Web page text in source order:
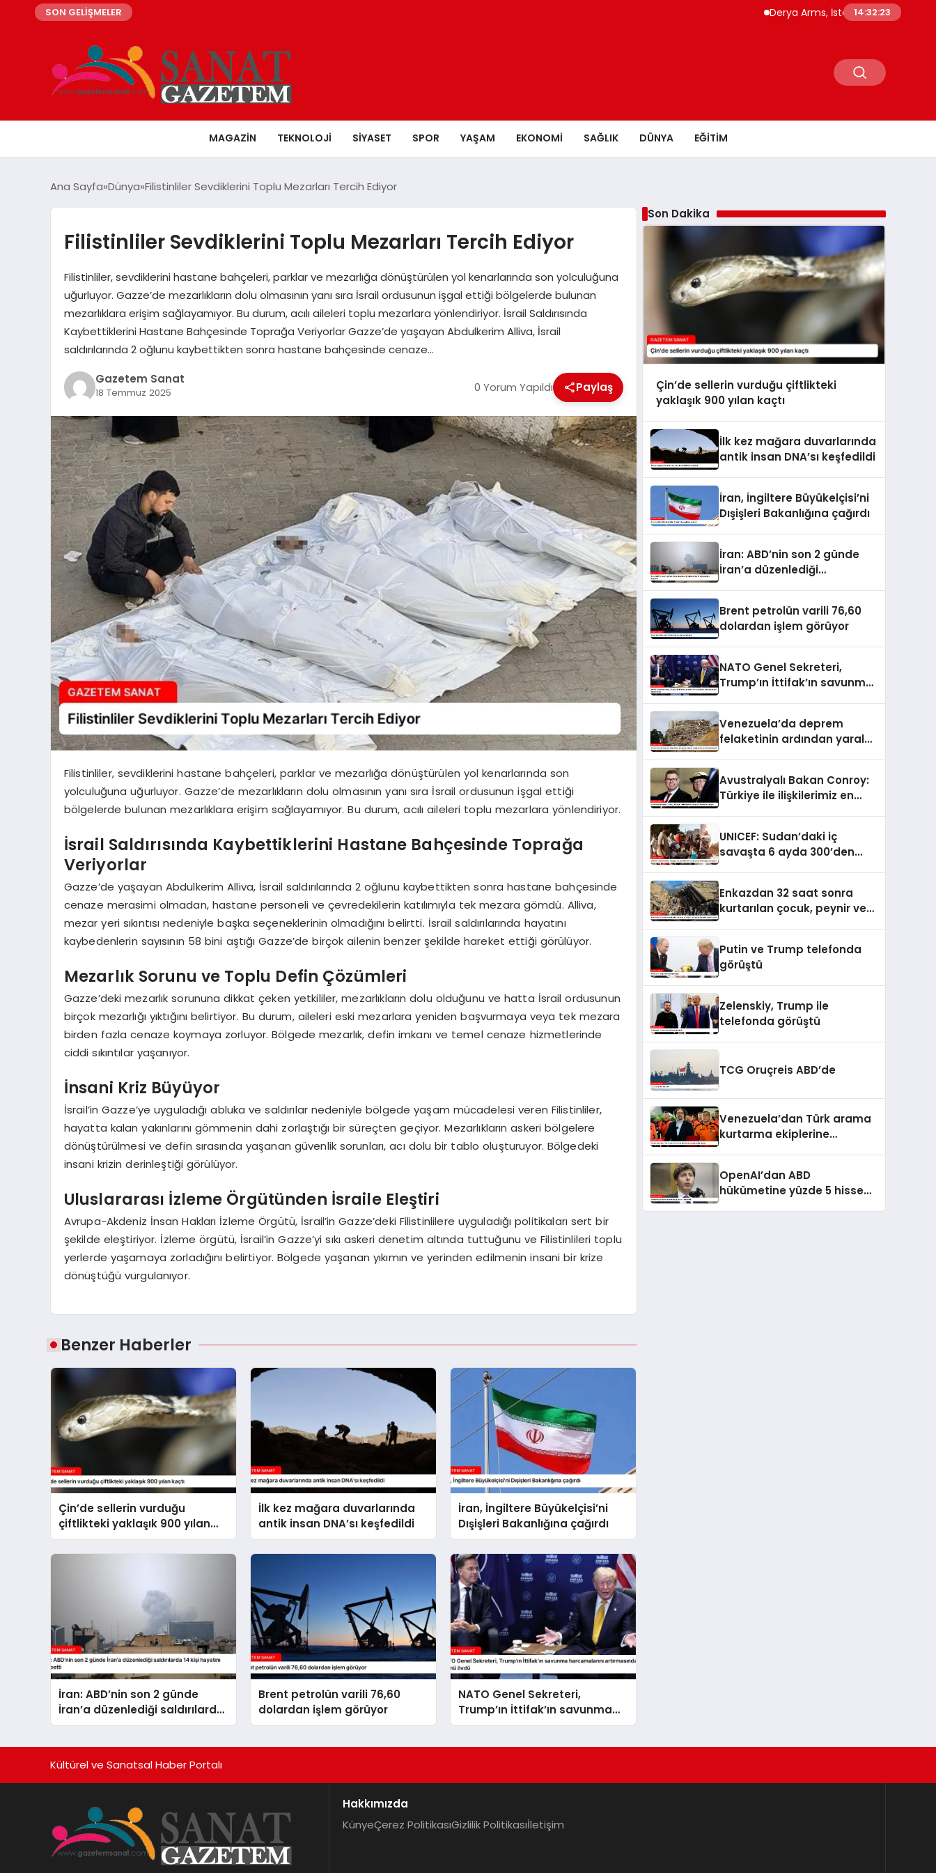
SON GELİŞMELER Derya Arms, İstanbul Prohunt 2026’da
14:32:24
MAGAZIN TEKNOLOJI SIYASET SPOR YAŞAM EKONOMI SAĞLIK DÜNYA EĞITIM
Ana Sayfa Dünya Filistinliler Sevdiklerini Toplu Mezarları Tercih Ediyor
Filistinliler Sevdiklerini Toplu Mezarları Tercih Ediyor
Filistinliler, sevdiklerini hastane bahçeleri, parklar ve mezarlığa dönüştürülen yol kenarlarında son yolculuğuna
uğurluyor. Gazze’de mezarlıkların dolu olmasının yanı sıra İsrail ordusunun işgal ettiği bölgelerde bulunan
mezarlıklara erişim sağlayamıyor. Bu durum, acılı aileleri toplu mezarlara yönlendiriyor. İsrail Saldırısında
Kaybettiklerini Hastane Bahçesinde Toprağa Veriyorlar Gazze’de yaşayan Abdulkerim Alliva, İsrail
saldırılarında 2 oğlunu kaybettikten sonra hastane bahçesinde cenaze…
Gazetem Sanat
18 Temmuz 2025 0 Yorum Yapıldı Paylaş
Filistinliler, sevdiklerini hastane bahçeleri, parklar ve mezarlığa dönüştürülen yol kenarlarında son
yolculuğuna uğurluyor. Gazze’de mezarlıkların dolu olmasının yanı sıra İsrail ordusunun işgal ettiği
bölgelerde bulunan mezarlıklara erişim sağlayamıyor. Bu durum, acılı aileleri toplu mezarlara yönlendiriyor.
İsrail Saldırısında Kaybettiklerini Hastane Bahçesinde Toprağa
Veriyorlar
Gazze’de yaşayan Abdulkerim Alliva, İsrail saldırılarında 2 oğlunu kaybettikten sonra hastane bahçesinde
cenaze merasimi olmadan, hastane personeli ve çevredekilerin katılımıyla tek mezara gömdü. Alliva,
mezar yeri sıkıntısı nedeniyle başka seçeneklerinin olmadığını belirtti. İsrail saldırılarında hayatını
kaybedenlerin sayısının 58 bini aştığı Gazze’de birçok ailenin benzer şekilde hareket ettiği görülüyor.
Mezarlık Sorunu ve Toplu Defin Çözümleri
Gazze’deki mezarlık sorununa dikkat çeken yetkililer, mezarlıkların dolu olduğunu ve hatta İsrail ordusunun
birçok mezarlığı yıktığını belirtiyor. Bu durum, aileleri eski mezarlara yeniden başvurmaya veya tek mezara
birden fazla cenaze koymaya zorluyor. Bölgede mezarlık, defin imkanı ve temel cenaze hizmetlerinde
ciddi sıkıntılar yaşanıyor.
İnsani Kriz Büyüyor
İsrail’in Gazze’ye uyguladığı abluka ve saldırılar nedeniyle bölgede yaşam mücadelesi veren Filistinliler,
hayatta kalan yakınlarını gömmenin dahi zorlaştığı bir süreçten geçiyor. Mezarlıkların askeri bölgelere
dönüştürülmesi ve defin sırasında yaşanan güvenlik sorunları, acı dolu bir tablo oluşturuyor. Bölgedeki
insani krizin derinleştiği görülüyor.
Uluslararası İzleme Örgütünden İsraile Eleştiri
Avrupa-Akdeniz İnsan Hakları İzleme Örgütü, İsrail’in Gazze’deki Filistinlilere uyguladığı politikaları sert bir
şekilde eleştiriyor. İzleme örgütü, İsrail’in Gazze’yi sıkı askeri denetim altında tuttuğunu ve Filistinlileri toplu
yerlerde yaşamaya zorladığını belirtiyor. Bölgede yaşanan yıkımın ve yerinden edilmenin insani bir krize
dönüştüğü vurgulanıyor.
Benzer Haberler
Çin’de sellerin vurduğu
çiftlikteki yaklaşık 900 yılan
kaçtı
İlk kez mağara duvarlarında
antik insan DNA’sı keşfedildi
İran, İngiltere Büyükelçisi’ni
Dışişleri Bakanlığına çağırdı
İran: ABD’nin son 2 günde
İran’a düzenlediği saldırılarda
14 kişi hayatını kaybetti
Brent petrolün varili 76,60
dolardan işlem görüyor
NATO Genel Sekreteri,
Trump’ın İttifak’ın savunma
harcamalarını artırmasındaki
Son Dakika
Çin’de sellerin vurduğu çiftlikteki
yaklaşık 900 yılan kaçtı
İlk kez mağara duvarlarında
antik insan DNA’sı keşfedildi
İran, İngiltere Büyükelçisi’ni
Dışişleri Bakanlığına çağırdı
İran: ABD’nin son 2 günde
İran’a düzenlediği
Brent petrolün varili 76,60
dolardan işlem görüyor
NATO Genel Sekreteri,
Trump’ın İttifak’ın savunma
Venezuela’da deprem
felaketinin ardından yaralar
Avustralyalı Bakan Conroy:
Türkiye ile ilişkilerimiz en
UNICEF: Sudan’daki iç
savaşta 6 ayda 300’den
Enkazdan 32 saat sonra
kurtarılan çocuk, peynir ve
Putin ve Trump telefonda
görüştü
Zelenskiy, Trump ile
telefonda görüştü
TCG Oruçreis ABD’de
Venezuela’dan Türk arama
kurtarma ekiplerine
OpenAI’dan ABD
hükümetine yüzde 5 hisse
Kültürel ve Sanatsal Haber Portalı
Hakkımızda
KünyeÇerez PolitikasıGizlilik Politikasıİletişim